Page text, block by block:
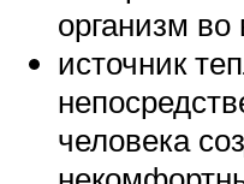
организм
источник
человека